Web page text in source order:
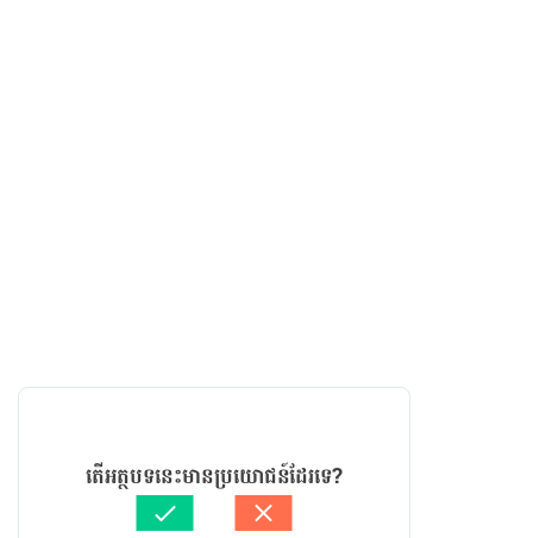
តើអត្ថបទនេះមានប្រយោជន៍ដែរទេ?